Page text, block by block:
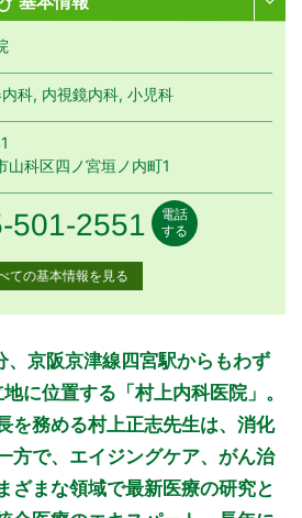
科, 内視鏡内科, 小児科
山科区四ノ宮垣ノ内町1
番号
501-2551
電話
する
ての基本情報を見る
月曜日
火火曜日
水水曜日
木 木曜日
金金曜日
土 土曜日
日 日曜日
祝 祝日
● ● ● ● ●
●
● ● ● ● ●
り事前受付は可能ですが、ワクチン接
上の)発熱・喉の痛み・倦怠感等)が
、京阪京津線四宮駅からもわず
に位置する「村上内科医院」。
を務める村上正志先生は、消化
方で、エイジングケア、がん治
ざまな領域で最新医療の研究と